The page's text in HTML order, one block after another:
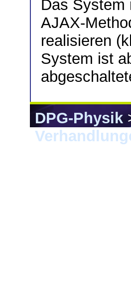
Das System
AJAX-
realisieren
System ist
DPG-Physik